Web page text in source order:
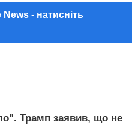
Трамп заявив, що не
- натисніть